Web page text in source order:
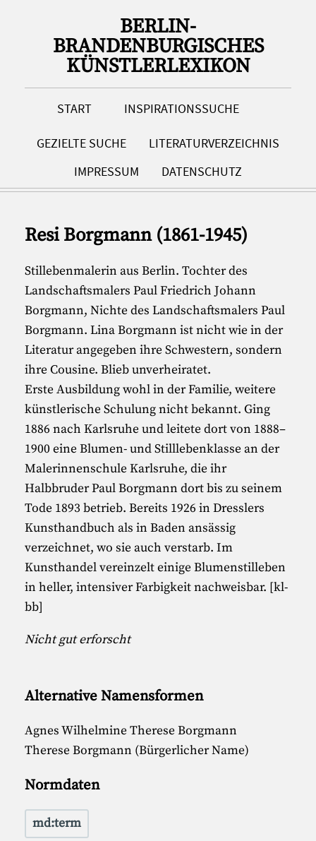
BERLIN-
BRANDENBURGISCHES
KÜNSTLERLEXIKON
START INSPIRATIONSSUCHE
GEZIELTE SUCHE
LITERATURVERZEICHNIS
IMPRESSUM
DATENSCHUTZ
Resi Borgmann (1861-1945)
Stillebenmalerin aus Berlin. Tochter des
Landschaftsmalers Paul Friedrich Johann
Borgmann, Nichte des Landschaftsmalers Paul
Borgmann. Lina Borgmann ist nicht wie in der
Literatur angegeben ihre Schwestern, sondern
ihre Cousine. Blieb unverheiratet.
Erste Ausbildung wohl in der Familie, weitere
künstlerische Schulung nicht bekannt. Ging
1886 nach Karlsruhe und leitete dort von 1888–
1900 eine Blumen- und Stilllebenklasse an der
Malerinnenschule Karlsruhe, die ihr
Halbbruder Paul Borgmann dort bis zu seinem
Tode 1893 betrieb. Bereits 1926 in Dresslers
Kunsthandbuch als in Baden ansässig
verzeichnet, wo sie auch verstarb. Im
Kunsthandel vereinzelt einige Blumenstilleben
in heller, intensiver Farbigkeit nachweisbar. [kl-
bb]
Nicht gut erforscht
Alternative Namensformen
Agnes Wilhelmine Therese Borgmann
Therese Borgmann (Bürgerlicher Name)
Normdaten
md:term